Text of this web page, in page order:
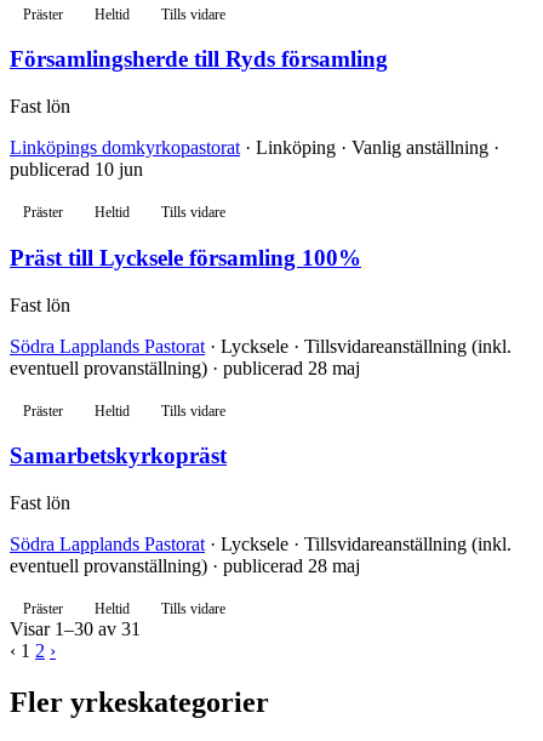
Präster Heltid Tills vidare
Församlingsherde till Ryds församling
Fast lön
Linköpings domkyrkopastorat · Linköping · Vanlig anställning ·
publicerad 10 jun
Präster Heltid Tills vidare
Präst till Lycksele församling 100%
Fast lön
Södra Lapplands Pastorat · Lycksele · Tillsvidareanställning (inkl.
eventuell provanställning) · publicerad 28 maj
Präster Heltid Tills vidare
Samarbetskyrkopräst
Fast lön
Södra Lapplands Pastorat · Lycksele · Tillsvidareanställning (inkl.
eventuell provanställning) · publicerad 28 maj
Präster Heltid Tills vidare
Visar 1–30 av 31
‹ 1 2 ›
Fler yrkeskategorier